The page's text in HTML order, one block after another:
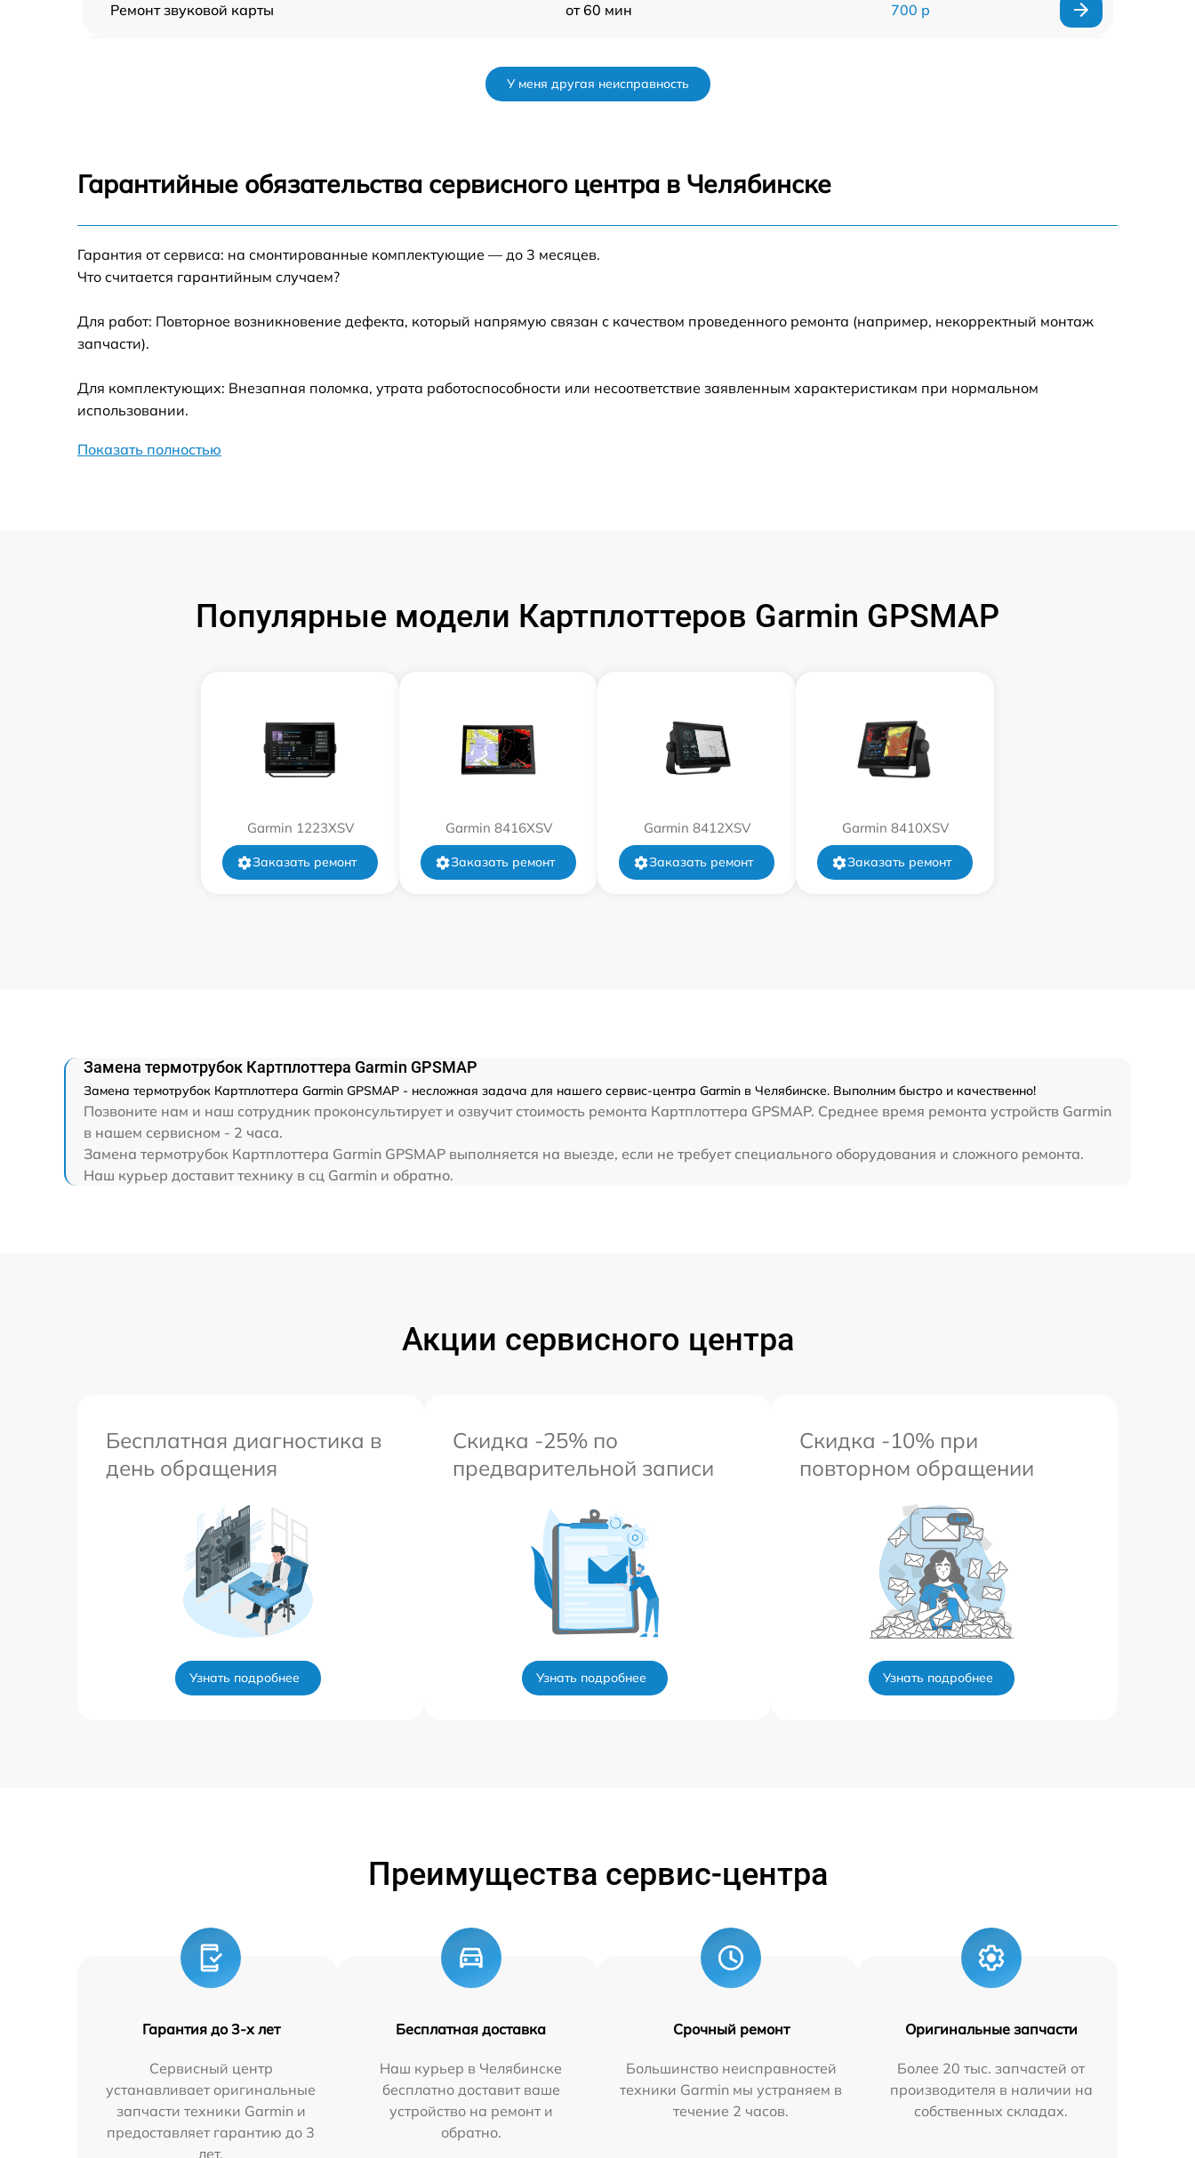
Ремонт звуковой карты от 60 мин 700 р
Замена станции airport от 60 мин
Замена аудио выхода
Замена VGA порта
Ремонт цепи питания от 60 мин 2500 р
У меня другая неисправность
Гарантийные обязательства сервисного центра в Челябинске
Гарантия от сервиса: на смонтированные комплектующие — до 3 месяцев.
Что считается гарантийным случаем?
Для работ: Повторное возникновение дефекта, который напрямую связан с качеством проведенного ремонта (например, некорректный монтаж
запчасти).
Для комплектующих: Внезапная поломка, утрата работоспособности или несоответствие заявленным характеристикам при нормальном
использовании.
Показать полностью
Популярные модели Картплоттеров Garmin GPSMAP
Garmin 1223XSV
Заказать ремонт
Garmin 8416XSV
Заказать ремонт
Garmin 8412XSV
Заказать ремонт
Garmin 8410XSV
Заказать ремонт
Замена термотрубок Картплоттера Garmin GPSMAP
Замена термотрубок Картплоттера Garmin GPSMAP - несложная задача для нашего сервис-центра Garmin в Челябинске. Выполним быстро и качественно!
Позвоните нам и наш сотрудник проконсультирует и озвучит стоимость ремонта Картплоттера GPSMAP. Среднее время ремонта устройств Garmin
в нашем сервисном - 2 часа.
Замена термотрубок Картплоттера Garmin GPSMAP выполняется на выезде, если не требует специального оборудования и сложного ремонта.
Наш курьер доставит технику в сц Garmin и обратно.
Акции сервисного центра
Бесплатная диагностика в
день обращения
Узнать подробнее
Скидка -25% по
предварительной записи
Узнать подробнее
Скидка -10% при
повторном обращении
Узнать подробнее
Преимущества сервис-центра
Гарантия до 3-х лет
Сервисный центр
устанавливает оригинальные
запчасти техники Garmin и
предоставляет гарантию до 3
лет.
Бесплатная доставка
Наш курьер в Челябинске
бесплатно доставит ваше
устройство на ремонт и
обратно.
Срочный ремонт
Большинство неисправностей
техники Garmin мы устраняем в
течение 2 часов.
Оригинальные запчасти
Более 20 тыс. запчастей от
производителя в наличии на
собственных складах.